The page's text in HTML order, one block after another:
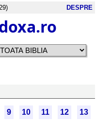
DESPRE
9 10 11 12 13